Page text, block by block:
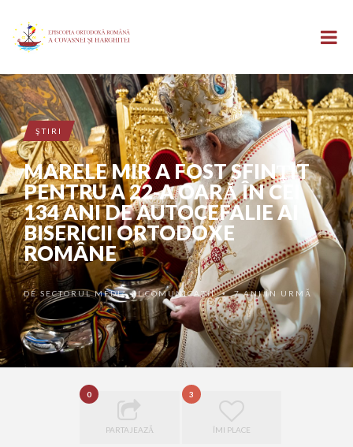
ŞTIRI
MARELE MIR A FOST SFINŢIT
PENTRU A 22-A OARĂ ÎN CEI
134 ANI DE AUTOCEFALIE AI
BISERICII ORTODOXE
ROMÂNE
DE SECTORUL MEDIA ȘI COMUNICAȚII •7 ANI ÎN URMĂ
0
PARTAJEAZĂ
3
ÎMI PLACE